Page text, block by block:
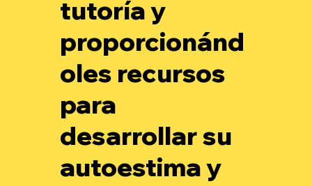
tutoría y
proporcionánd
oles recursos
para
desarrollar su
autoestima y